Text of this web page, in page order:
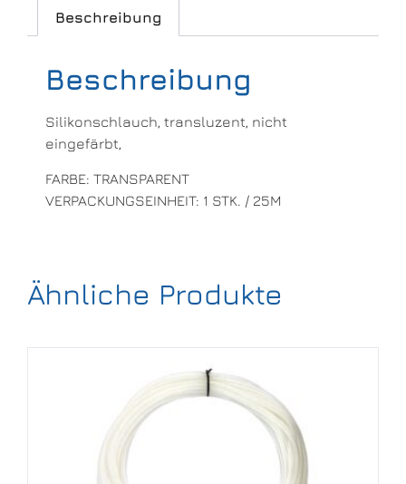
Beschreibung
Beschreibung
Silikonschlauch, transluzent, nicht
eingefärbt,
FARBE: TRANSPARENT
VERPACKUNGSEINHEIT: 1 STK. / 25M
Ähnliche Produkte